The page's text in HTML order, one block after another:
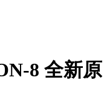
8 全新原